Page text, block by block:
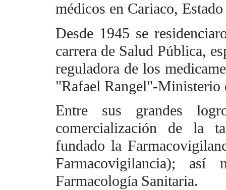
médicos en Cariaco,
Desde 1945 se
carrera de Salud Pública,
reguladora de los
"Rafael Rangel"-Ministerio
Entre sus grandes
comercialización de la
fundado la
Farmacovigilancia);
Farmacología Sanitaria.